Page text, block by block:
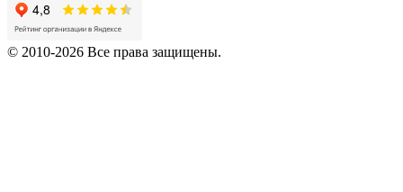
© 2010-2026 Все права защищены.